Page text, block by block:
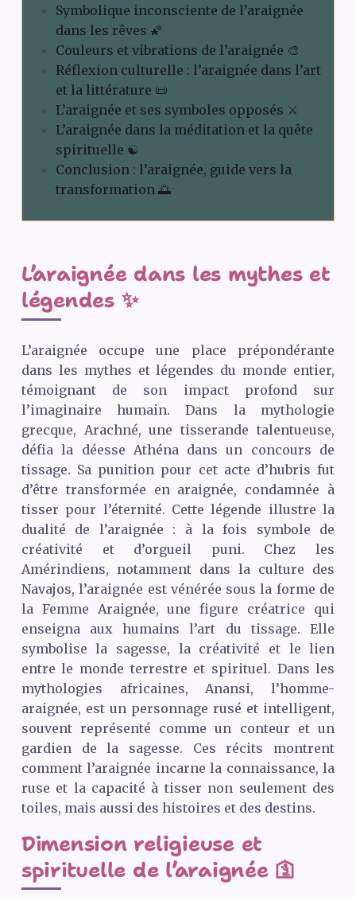
Symbolique inconsciente de l’araignée
dans les rêves 🌠
Couleurs et vibrations de l’araignée 🎨
Réflexion culturelle : l’araignée dans l’art
et la littérature 📜
L’araignée et ses symboles opposés ⚔️
L’araignée dans la méditation et la quête
spirituelle ☯️
Conclusion : l’araignée, guide vers la
transformation 🌅
L’araignée dans les mythes et
légendes ✨
L’araignée occupe une place prépondérante
dans les mythes et légendes du monde entier,
témoignant de son impact profond sur
l’imaginaire humain. Dans la mythologie
grecque, Arachné, une tisserande talentueuse,
défia la déesse Athéna dans un concours de
tissage. Sa punition pour cet acte d’hubris fut
d’être transformée en araignée, condamnée à
tisser pour l’éternité. Cette légende illustre la
dualité de l’araignée : à la fois symbole de
créativité et d’orgueil puni. Chez les
Amérindiens, notamment dans la culture des
Navajos, l’araignée est vénérée sous la forme de
la Femme Araignée, une figure créatrice qui
enseigna aux humains l’art du tissage. Elle
symbolise la sagesse, la créativité et le lien
entre le monde terrestre et spirituel. Dans les
mythologies africaines, Anansi, l’homme-
araignée, est un personnage rusé et intelligent,
souvent représenté comme un conteur et un
gardien de la sagesse. Ces récits montrent
comment l’araignée incarne la connaissance, la
ruse et la capacité à tisser non seulement des
toiles, mais aussi des histoires et des destins.
Dimension religieuse et
spirituelle de l’araignée 🛐